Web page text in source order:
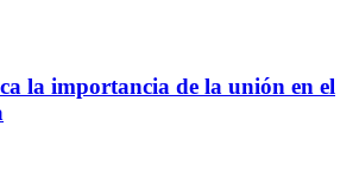
la importancia de la unión en el